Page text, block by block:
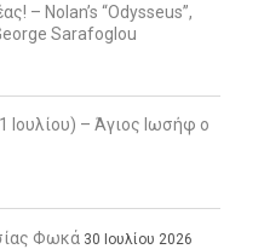
– Nolan’s “Odysseus”,
Sarafoglou
Ιουλίου) – Άγιος Ιωσήφ ο
Φωκά 30 Ιουλίου 2026